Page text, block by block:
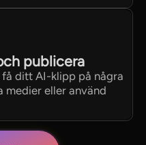
publicera
ditt AI-klipp på några
medier eller använd